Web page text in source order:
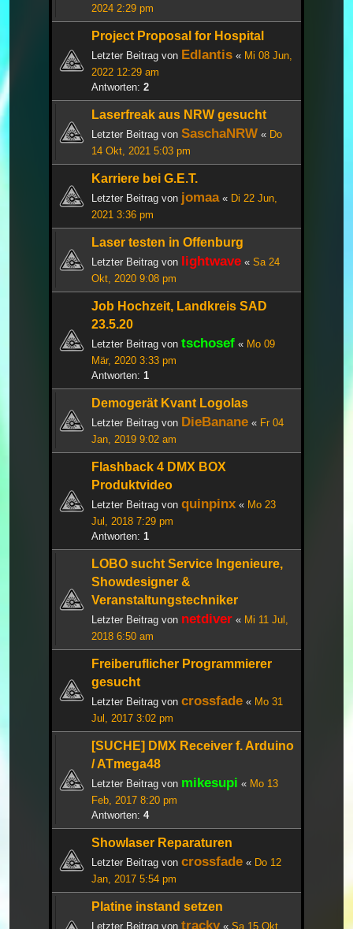
2024 2:29 pm
Project Proposal for Hospital
Letzter Beitrag von Edlantis « Mi 08 Jun,
2022 12:29 am
Antworten: 2
Laserfreak aus NRW gesucht
Letzter Beitrag von SaschaNRW « Do
14 Okt, 2021 5:03 pm
Karriere bei G.E.T.
Letzter Beitrag von jomaa« Di 22 Jun,
2021 3:36 pm
Laser testen in Offenburg
Letzter Beitrag von lightwave « Sa 24
Okt, 2020 9:08 pm
Job Hochzeit, Landkreis SAD
23.5.20
Letzter Beitrag von tschosef « Mo 09
Mär, 2020 3:33 pm
Antworten: 1
Demogerät Kvant Logolas
Letzter Beitrag von DieBanane « Fr 04
Jan, 2019 9:02 am
Flashback 4 DMX BOX
Produktvideo
Letzter Beitrag von quinpinx « Mo 23
Jul, 2018 7:29 pm
Antworten: 1
LOBO sucht Service Ingenieure,
Showdesigner &
Veranstaltungstechniker
Letzter Beitrag von netdiver « Mi 11 Jul,
2018 6:50 am
Freiberuflicher Programmierer
gesucht
Letzter Beitrag von crossfade « Mo 31
Jul, 2017 3:02 pm
[SUCHE] DMX Receiver f. Arduino
/ ATmega48
Letzter Beitrag von mikesupi « Mo 13
Feb, 2017 8:20 pm
Antworten: 4
Showlaser Reparaturen
Letzter Beitrag von crossfade « Do 12
Jan, 2017 5:54 pm
Platine instand setzen
Letzter Beitrag von tracky« Sa 15 Okt,